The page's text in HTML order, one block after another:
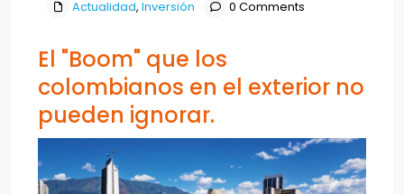
Actualidad, Inversión 0 Comments
El "Boom" que los
colombianos en el exterior no
pueden ignorar.